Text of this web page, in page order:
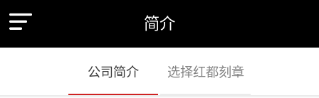
简介
公司简介 选择红都刻章